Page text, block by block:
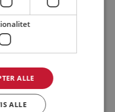
på udbud
o.l.
materiale samt Drift- og
eller har mulighed for at bo i
på, at den dalige
i skurvognen er på dansk.
ALLE
ALLE